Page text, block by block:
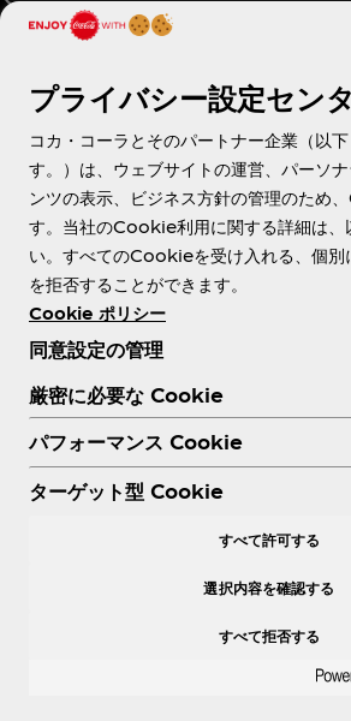
About us
Need help?
各種ポリシー
プライバシー設定セン
コカ・コーラとそのパートナー企業（以
す。）は、ウェブサイトの運営、パーソ
ンツの表示、ビジネス方針の管理のため
す。当社のCookie利用に関する詳細は、
い。すべてのCookieを受け入れる、個別
を拒否することができます。
Cookie ポリシー
同意設定の管理
厳密に必要な Cookie
パフォーマンス Cookie
ターゲット型 Cookie
すべて許可する
すべて拒否する
選択内容を確認する